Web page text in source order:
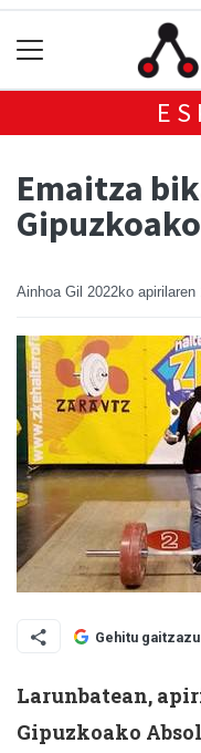
Emaitza
Ainhoa Gil 2022ko apirilaren
Gehitu
Larunbatean,
Gipuzkoako